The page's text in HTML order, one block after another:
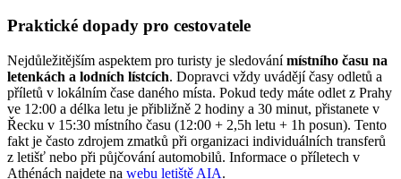
Praktické dopady pro cestovatele
Nejdůležitějším aspektem pro turisty je sledovánímístního času na
letenkách a lodních lístcích. Dopravci vždy uvádějí časy odletů a
příletů v lokálním čase daného místa. Pokud tedy máte odlet z Prahy
ve 12:00 a délka letu je přibližně 2 hodiny a 30 minut, přistanete v
Řecku v 15:30 místního času (12:00 + 2,5h letu + 1h posun). Tento
fakt je často zdrojem zmatků při organizaci individuálních transferů
z letišť nebo při půjčování automobilů. Informace o příletech v
Athénách najdete na webu letiště AIA.